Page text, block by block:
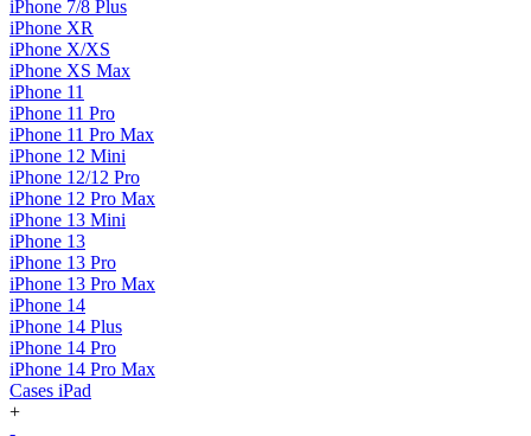
iPhone 7/8 Plus
iPhone XR
iPhone X/XS
iPhone XS Max
iPhone 11
iPhone 11 Pro
iPhone 11 Pro Max
iPhone 12 Mini
iPhone 12/12 Pro
iPhone 12 Pro Max
iPhone 13 Mini
iPhone 13
iPhone 13 Pro
iPhone 13 Pro Max
iPhone 14
iPhone 14 Plus
iPhone 14 Pro
iPhone 14 Pro Max
Cases iPad
+